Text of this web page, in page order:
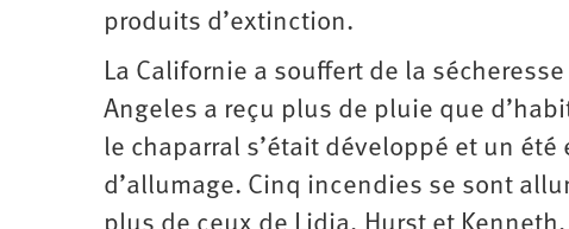
produits d’extinction.
La Californie a souffert de la
Angeles a reçu plus de pluie que
le chaparral s’était développé et un
d’allumage. Cinq incendies se sont